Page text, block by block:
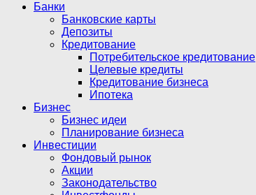
Банки
Банковские карты
Депозиты
Кредитование
Потребительское кредитование
Целевые кредиты
Кредитование бизнеса
Ипотека
Бизнес
Бизнес идеи
Планирование бизнеса
Инвестиции
Фондовый рынок
Акции
Законодательство